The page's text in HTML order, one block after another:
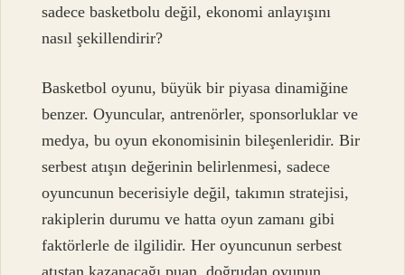
sadece basketbolu değil, ekonomi anlayışını
nasıl şekillendirir?
Basketbol oyunu, büyük bir piyasa dinamiğine
benzer. Oyuncular, antrenörler, sponsorluklar ve
medya, bu oyun ekonomisinin bileşenleridir. Bir
serbest atışın değerinin belirlenmesi, sadece
oyuncunun becerisiyle değil, takımın stratejisi,
rakiplerin durumu ve hatta oyun zamanı gibi
faktörlerle de ilgilidir. Her oyuncunun serbest